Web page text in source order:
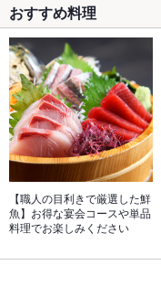
おすすめ料理
【職人の目利きで厳選した鮮
魚】お得な宴会コースや単品
料理でお楽しみください